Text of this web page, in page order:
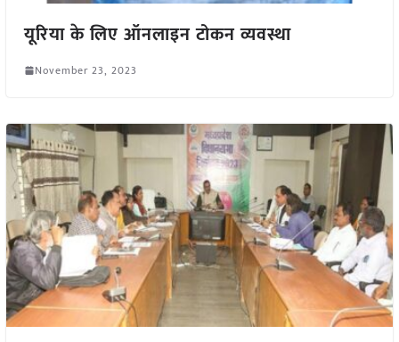
यूरिया के लिए ऑनलाइन टोकन व्यवस्था
November 23, 2023